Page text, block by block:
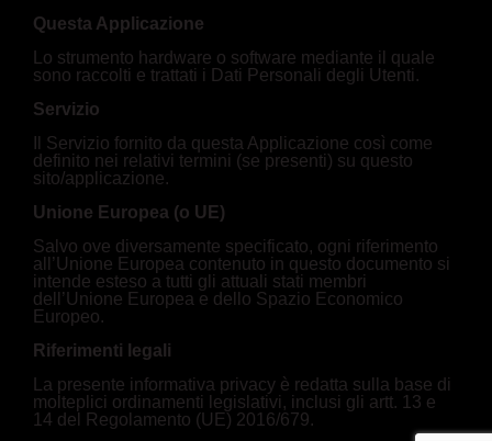
Questa Applicazione
Lo strumento hardware o software mediante il quale
sono raccolti e trattati i Dati Personali degli Utenti.
Servizio
Il Servizio fornito da questa Applicazione così come
definito nei relativi termini (se presenti) su questo
sito/applicazione.
Unione Europea (o UE)
Salvo ove diversamente specificato, ogni riferimento
all’Unione Europea contenuto in questo documento si
intende esteso a tutti gli attuali stati membri
dell’Unione Europea e dello Spazio Economico
Europeo.
Riferimenti legali
La presente informativa privacy è redatta sulla base di
molteplici ordinamenti legislativi, inclusi gli artt. 13 e
14 del Regolamento (UE) 2016/679.